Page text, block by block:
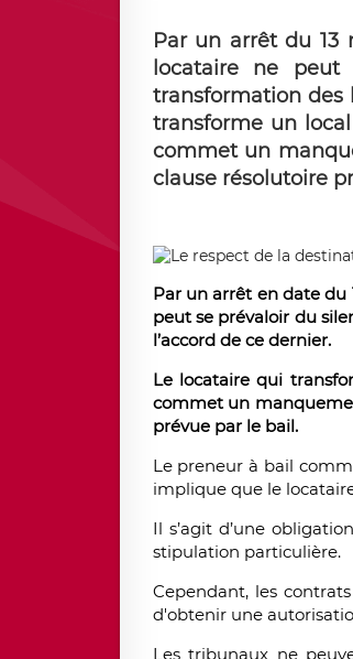
Par un arrêt du 13
locataire ne
transformation des
transforme un
commet un
clause résolutoire
Par un arrêt en date du
peut se prévaloir du
l’accord de ce dernier.
Le locataire qui
commet un
prévue par le bail.
Le preneur à bail
implique que le
Il s’agit d’une
stipulation particulière.
Cependant, les
d'obtenir une
Les tribunaux ne